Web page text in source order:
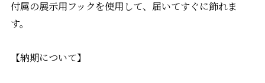
付属の展示用フックを使用して、届いてすぐに飾れま
す。
【納期について】